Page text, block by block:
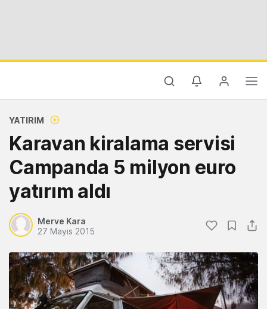
YATIRIM
Karavan kiralama servisi
Campanda 5 milyon euro
yatırım aldı
Merve Kara
27 Mayıs 2015